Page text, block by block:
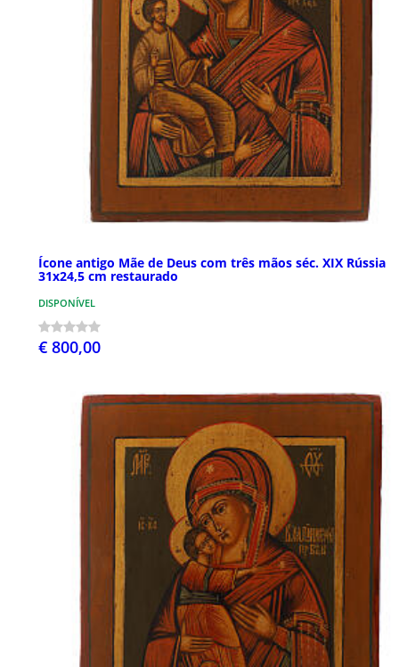
Ícone antigo Mãe de Deus com três mãos séc. XIX Rússia
31x24,5 cm restaurado
DISPONÍVEL
€ 800,00